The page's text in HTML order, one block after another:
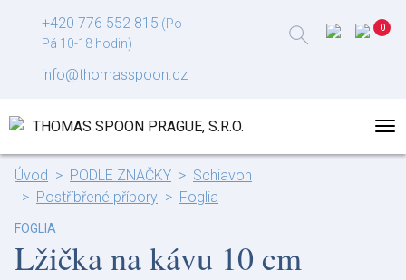
+420 776 552 815 (Po -
Pá 10-18 hodin)
info@thomasspoon.cz
Úvod PODLE ZNAČKY
Schiavon
Postříbřené příbory
Foglia
FOGLIA
Lžička na kávu 10 cm